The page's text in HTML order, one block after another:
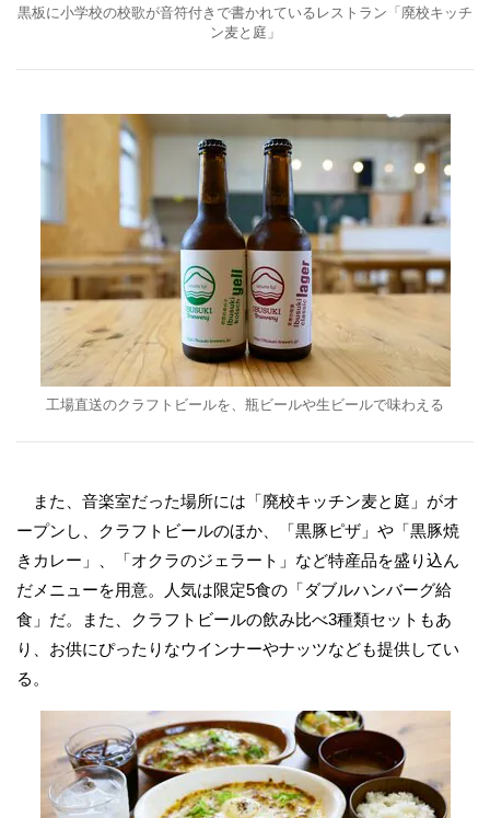
黒板に小学校の校歌が音符付きで書かれているレストラン「廃校キッチ
ン麦と庭」
工場直送のクラフトビールを、瓶ビールや生ビールで味わえる
また、音楽室だった場所には「廃校キッチン麦と庭」がオ
ープンし、クラフトビールのほか、「黒豚ピザ」や「黒豚焼
きカレー」、「オクラのジェラート」など特産品を盛り込ん
だメニューを用意。人気は限定5食の「ダブルハンバーグ給
食」だ。また、クラフトビールの飲み比べ3種類セットもあ
り、お供にぴったりなウインナーやナッツなども提供してい
る。